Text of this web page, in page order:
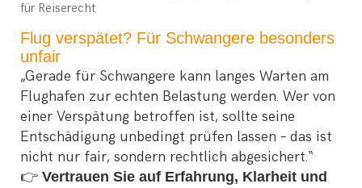
für Reiserecht
Flug verspätet? Für Schwangere besonders
unfair
„Gerade für Schwangere kann langes Warten am
Flughafen zur echten Belastung werden. Wer von
einer Verspätung betroffen ist, sollte seine
Entschädigung unbedingt prüfen lassen – das ist
nicht nur fair, sondern rechtlich abgesichert.“
👉 Vertrauen Sie auf Erfahrung, Klarheit und